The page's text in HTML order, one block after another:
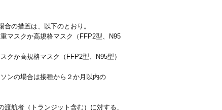
の措置は、以下のとおり。
マスクか高規格マスク（FFP2型、N95
クか高規格マスク（FFP2型、N95型）
ンの場合は接種から２か月以内の
航者（トランジット含む）に対する、